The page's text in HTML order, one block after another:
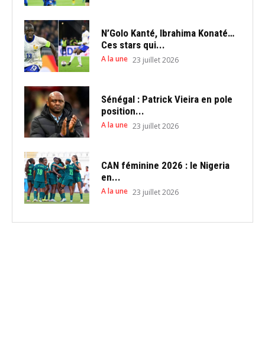
N’Golo Kanté, Ibrahima Konaté…
Ces stars qui...
A la une 23 juillet 2026
Sénégal : Patrick Vieira en pole
position...
A la une 23 juillet 2026
CAN féminine 2026 : le Nigeria
en...
A la une 23 juillet 2026